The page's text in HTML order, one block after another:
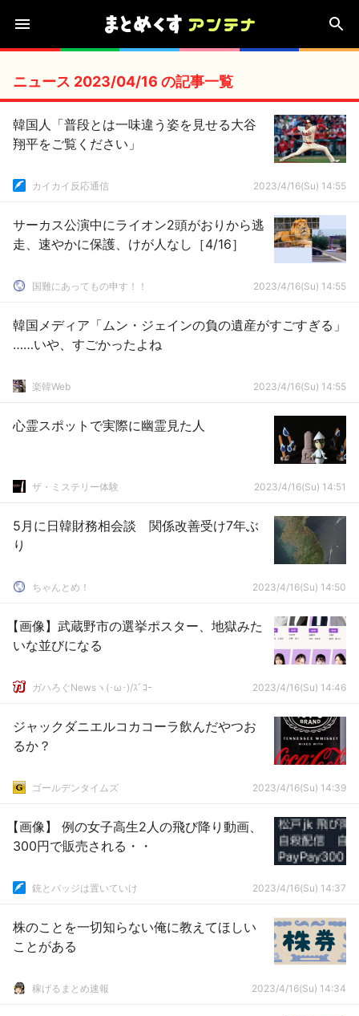
ニュース 2023/04/16 の記事一覧
韓国人「普段とは一味違う姿を見せる大谷
翔平をご覧ください」
カイカイ反応通信 2023/4/16(Su) 14:55
サーカス公演中にライオン2頭がおりから逃
走、速やかに保護、けが人なし［4/16］
国難にあってもの申す！！ 2023/4/16(Su) 14:55
韓国メディア「ムン・ジェインの負の遺産がすごすぎる」
……いや、すごかったよね
楽韓Web 2023/4/16(Su) 14:55
心霊スポットで実際に幽霊見た人
ザ・ミステリー体験 2023/4/16(Su) 14:51
5月に日韓財務相会談 関係改善受け7年ぶ
り
ちゃんとめ！ 2023/4/16(Su) 14:50
【画像】武蔵野市の選挙ポスター、地獄みた
いな並びになる
ガハろぐNewsヽ(･ω･)/ｽﾞｺｰ 2023/4/16(Su) 14:46
ジャックダニエルコカコーラ飲んだやつお
るか？
ゴールデンタイムズ 2023/4/16(Su) 14:39
【画像】 例の女子高生2人の飛び降り動画、
300円で販売される・・
銃とバッジは置いていけ 2023/4/16(Su) 14:37
株のことを一切知らない俺に教えてほしい
ことがある
稼げるまとめ速報 2023/4/16(Su) 14:34